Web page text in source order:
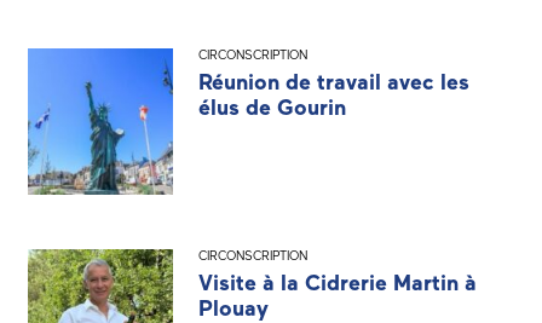
CIRCONSCRIPTION
Réunion de travail avec les
élus de Gourin
CIRCONSCRIPTION
Visite à la Cidrerie Martin à
Plouay